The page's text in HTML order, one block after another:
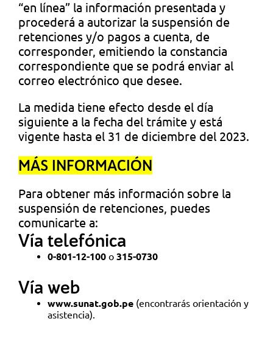
“en línea” la información presentada y
procederá a autorizar la suspensión de
retenciones y/o pagos a cuenta, de
corresponder, emitiendo la constancia
correspondiente que se podrá enviar al
correo electrónico que desee.
La medida tiene efecto desde el día
siguiente a la fecha del trámite y está
vigente hasta el 31 de diciembre del 2023.
MÁS INFORMACIÓN
Para obtener más información sobre la
suspensión de retenciones, puedes
comunicarte a:
Vía telefónica
0-801-12-100 o 315-0730
Vía web
www.sunat.gob.pe (encontrarás orientación y
asistencia).